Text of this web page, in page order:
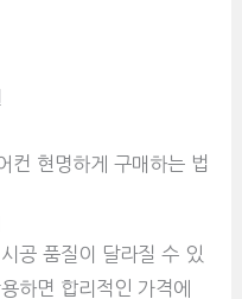
컨 현명하게 구매하는 법
공 품질이 달라질 수 있
하면 합리적인 가격에